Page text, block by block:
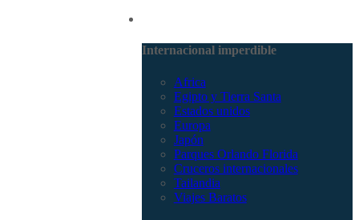
Internacional imperdible
Africa
Egipto y Tierra Santa
Estados unidos
Europa
Japón
Parques Orlando Florida
Cruceros internacionales
Tailandia
Viajes Baratos